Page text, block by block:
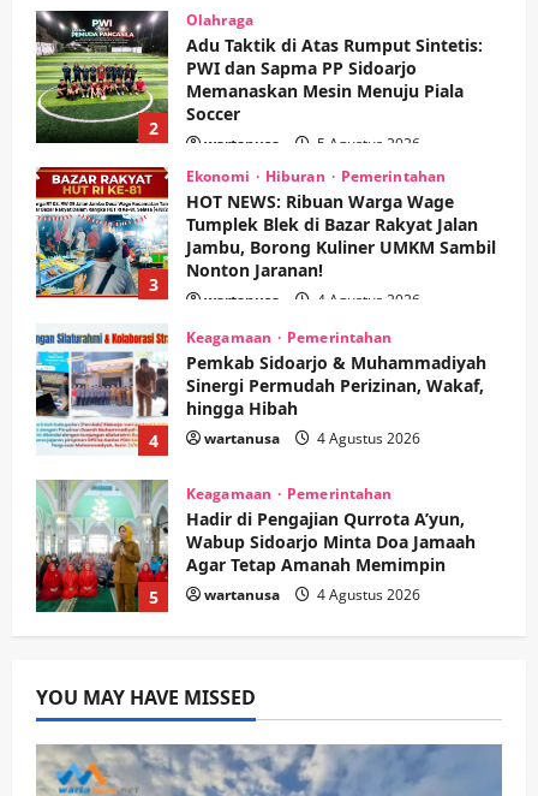
3
Ekonomi
HOT NEWS: Ribuan Warga Wage
Tumplek Blek di Bazar Rakyat Jalan
Jambu, Borong Kuliner UMKM Sambil
Nonton Jaranan!
wartanusa 4 Agustus 2026
4
Keagamaan Pemerintahan
Pemkab Sidoarjo & Muhammadiyah
Sinergi Permudah Perizinan, Wakaf,
hingga Hibah
wartanusa 4 Agustus 2026
5
Keagamaan Pemerintahan
Hadir di Pengajian Qurrota A’yun,
Wabup Sidoarjo Minta Doa Jamaah
Agar Tetap Amanah Memimpin
wartanusa 4 Agustus 2026
1
Kesehatan Pembangunan
Pemerintahan
PANAS! Kalah Tender Proyek RSUD
Sibar Rp 9,9 M, Beranikah CV Tiga
Anugerah Utama Pertaruhkan
Jaminan Rp 100 Juta?
wartanusa 5 Agustus 2026
2
PWI dan Sapma PP Sidoarjo
Memanaskan Mesin Menuju Piala
Soccer
wartanusa 5 Agustus 2026
YOU MAY HAVE MISSED